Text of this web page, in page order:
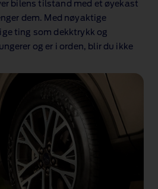
bilens tilstand med et øyekast
dem. Med nøyaktige
ting som dekktrykk og
og er i orden, blir du ikke